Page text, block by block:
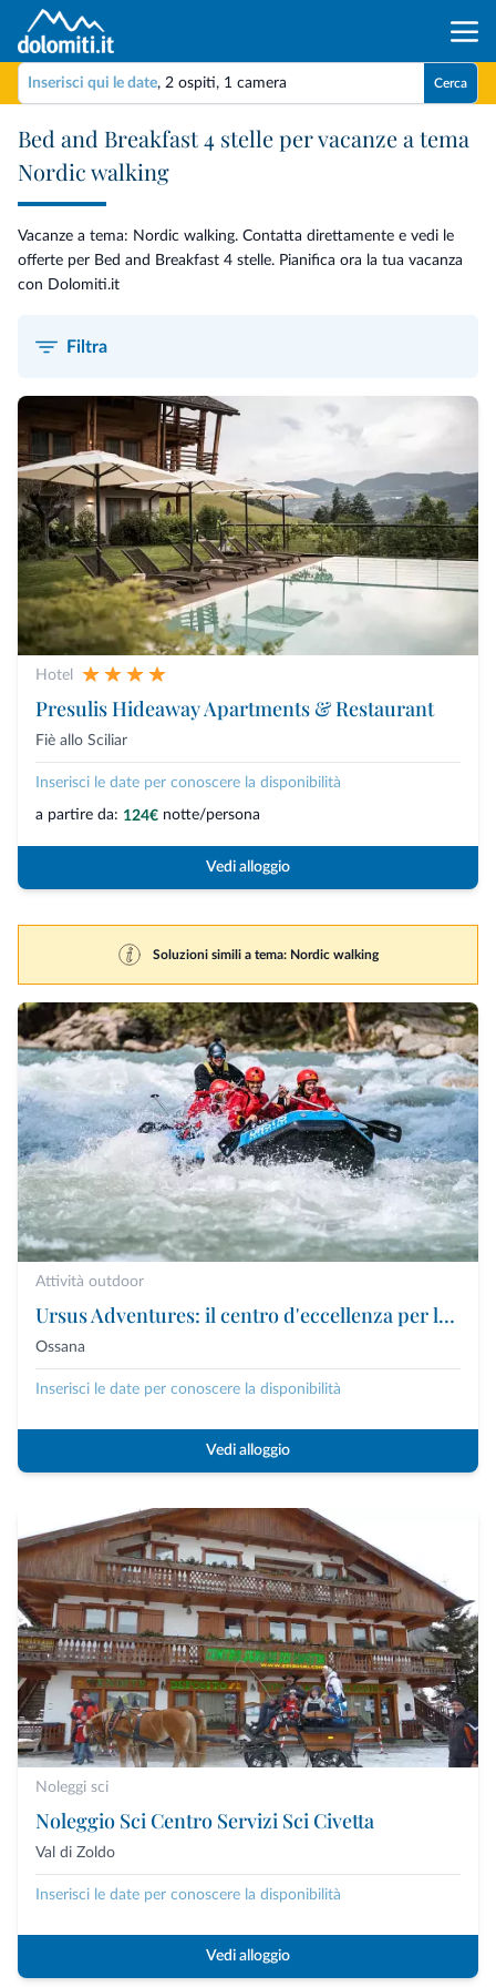
Inserisci qui le date, 2 ospiti, 1 camera Cerca
Bed and Breakfast 4 stelle per vacanze a tema
Nordic walking
Vacanze a tema: Nordic walking. Contatta direttamente e vedi le
offerte per Bed and Breakfast 4 stelle. Pianifica ora la tua vacanza
con Dolomiti.it
Filtra
Hotel
Presulis Hideaway Apartments & Restaurant
Fiè allo Sciliar
Inserisci le date per conoscere la disponibilità
a partire da: 124€ notte/persona
Vedi alloggio
Soluzioni simili a tema: Nordic walking
Attività outdoor
Ursus Adventures: il centro d'eccellenza per le attività outdoor premium in Trentino
Ossana
Inserisci le date per conoscere la disponibilità
Vedi alloggio
Noleggi sci
Noleggio Sci Centro Servizi Sci Civetta
Val di Zoldo
Inserisci le date per conoscere la disponibilità
Vedi alloggio